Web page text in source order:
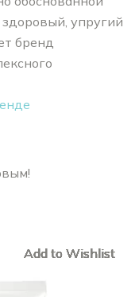
упругий
бренд
Add to Wishlist
Add to Wishlist
Add to Wishlist
Add to Wishlist
Add to Wishlist
Add to Wishlist
Add to Wishlist
Add to Wishlist
Add to Wishlist
Add to Wishlist
Add to Wishlist
Add to Wishlist